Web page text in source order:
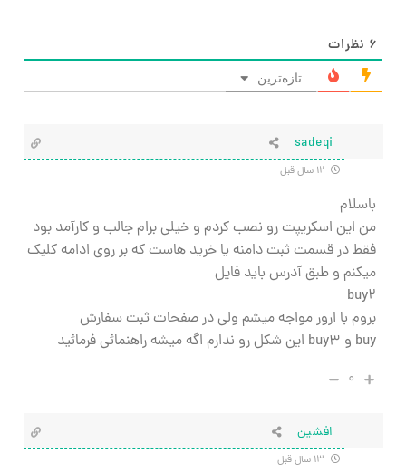
۶ نظرات
تازه‌ترین
sadeqi
باسلام
من این اسکریپت رو نصب کردم و خیلی برام جالب و کارآمد بود
فقط در قسمت ثبت دامنه یا خرید هاست که بر روی ادامه کلیک
میکنم و طبق آدرس باید فایل
buy2
بروم با ارور مواجه میشم ولی در صفحات ثبت سفارش
buy و buy3 این شکل رو ندارم اگه میشه راهنمائی فرمائید
۰
افشین